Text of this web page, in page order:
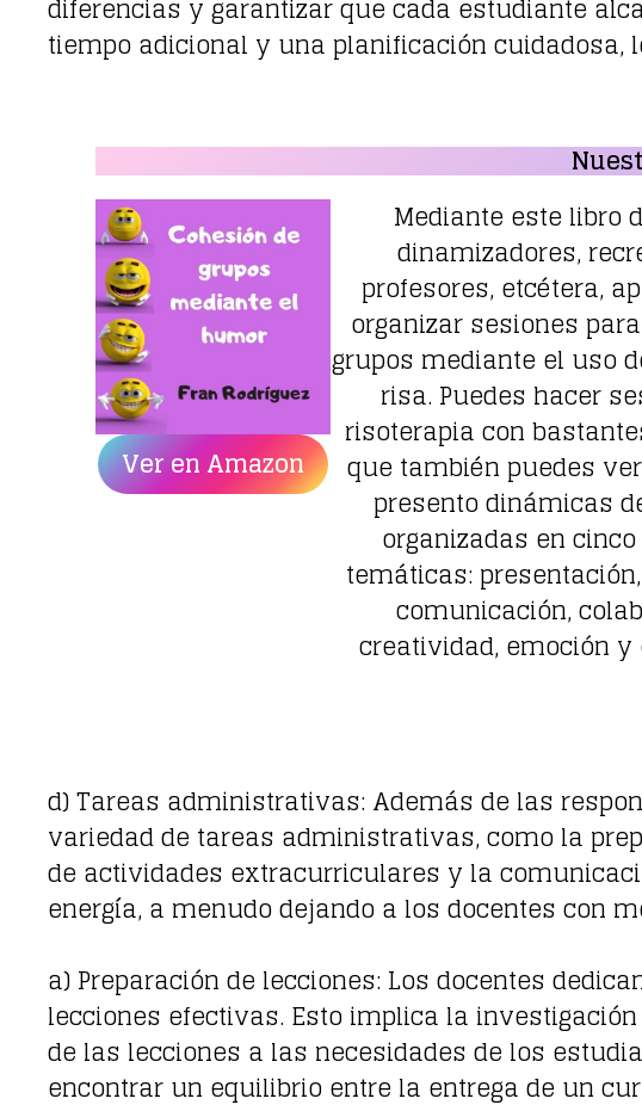
diferencias y garantizar que cada estudiante
tiempo adicional y una planificación cuidadosa,
Ver en Amazon
Mediante este libro
dinamizadores,
profesores, etcétera,
organizar sesiones
grupos mediante el uso
risa. Puedes hacer
risoterapia con
que también puedes
presento dinámicas
organizadas en
temáticas:
comunicación,
creatividad, emoción
d) Tareas administrativas: Además de las
variedad de tareas administrativas, como la
de actividades extracurriculares y la
energía, a menudo dejando a los docentes con
a) Preparación de lecciones: Los docentes
lecciones efectivas. Esto implica la
de las lecciones a las necesidades de los
encontrar un equilibrio entre la entrega de un